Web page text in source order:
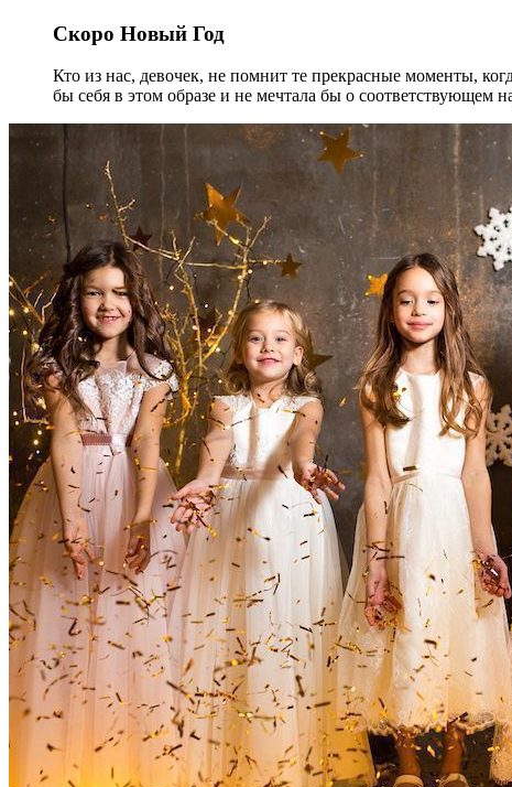
Скоро Новый Год
Кто из нас, девочек, не помнит те прекрасные моменты,
бы себя в этом образе и не мечтала бы о соответствующем